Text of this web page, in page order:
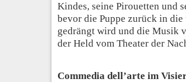
Kindes, seine Pirouetten und
bevor die Puppe zurück in
gedrängt wird und die Musik
der Held vom Theater der
Commedia dell’arte im